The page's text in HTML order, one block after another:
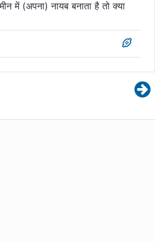
में (अपना) नायब बनाता है तो क्या